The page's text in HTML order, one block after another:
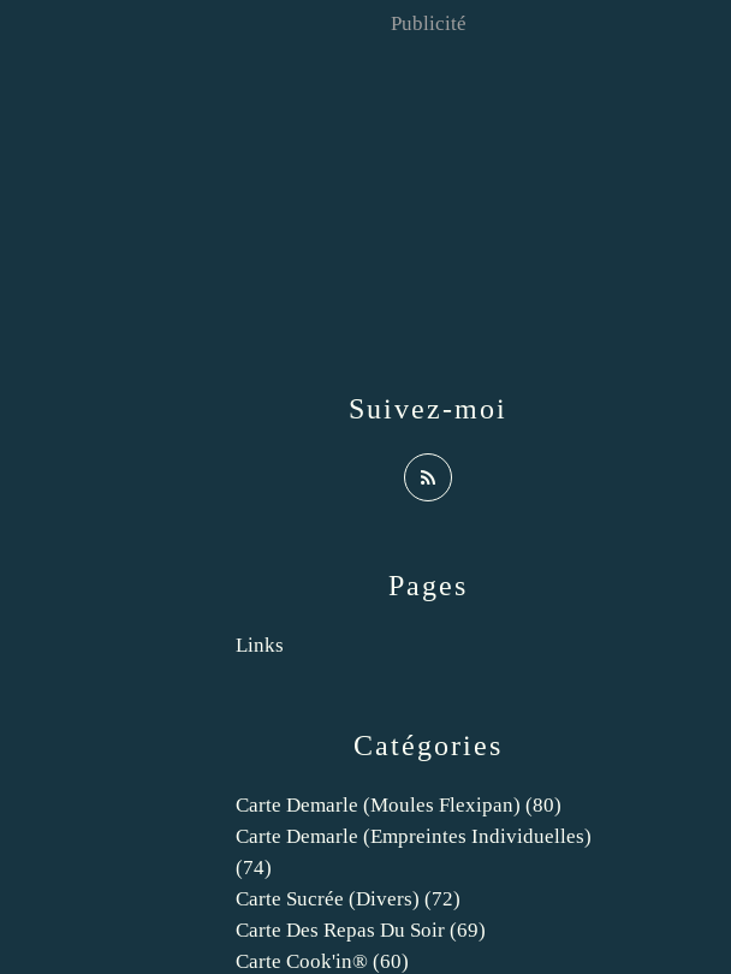
Catégories
Carte Demarle (moules Flexipan) (80)
Carte Demarle (empreintes Individuelles)
(74)
Carte Sucrée (divers) (72)
Carte Des Repas Du Soir (69)
Carte Cook'in® (60)
Pages
Links
Suivez-moi
Publicité